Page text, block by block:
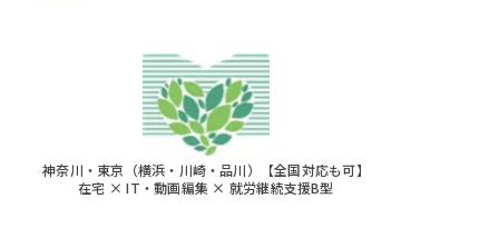
神奈川・東京（横浜・川崎・品川）【全国対応も可】
在宅 × IT・動画編集 × 就労継続支援B型